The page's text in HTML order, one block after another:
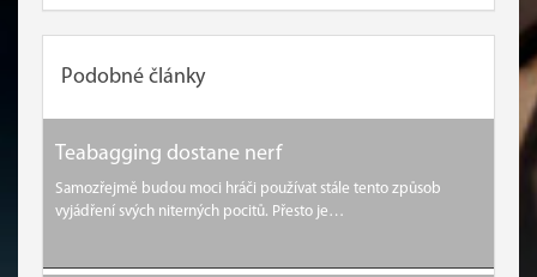
Podobné články
Teabagging dostane nerf
Samozřejmě budou moci hráči používat stále tento způsob
vyjádření svých niterných pocitů. Přesto je…